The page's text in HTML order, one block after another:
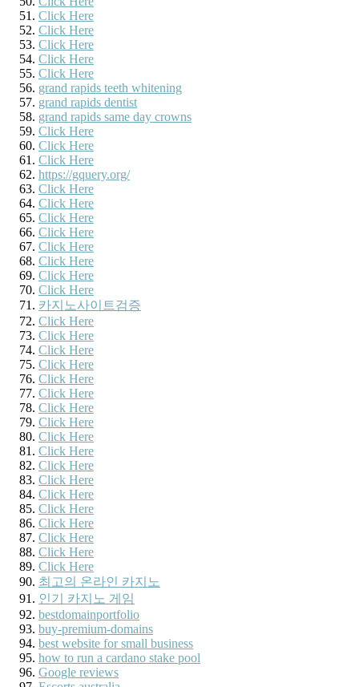
Click Here
Click Here
Click Here
Click Here
Click Here
grand rapids teeth whitening
grand rapids dentist
grand rapids same day crowns
Click Here
Click Here
Click Here
https://gquery.org/
Click Here
Click Here
Click Here
Click Here
Click Here
Click Here
Click Here
Click Here
카지노사이트검증
Click Here
Click Here
Click Here
Click Here
Click Here
Click Here
Click Here
Click Here
Click Here
Click Here
Click Here
Click Here
Click Here
Click Here
Click Here
Click Here
Click Here
Click Here
최고의 온라인 카지노
인기 카지노 게임
bestdomainportfolio
buy-premium-domains
best website for small business
how to run a cardano stake pool
Google reviews